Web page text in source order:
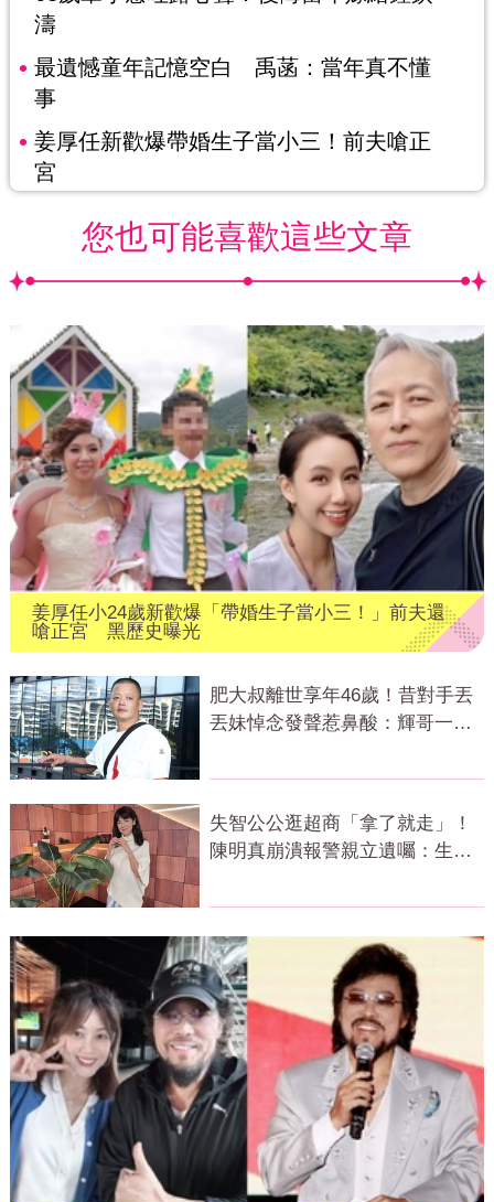
濤
最遺憾童年記憶空白 禹菡：當年真不懂
事
姜厚任新歡爆帶婚生子當小三！前夫嗆正
宮
您也可能喜歡這些文章
姜厚任小24歲新歡爆「帶婚生子當小三！」前夫還
嗆正宮 黑歷史曝光
肥大叔離世享年46歲！昔對手丟
丟妹悼念發聲惹鼻酸：輝哥一路
失智公公逛超商「拿了就走」！
陳明真崩潰報警親立遺囑：生命